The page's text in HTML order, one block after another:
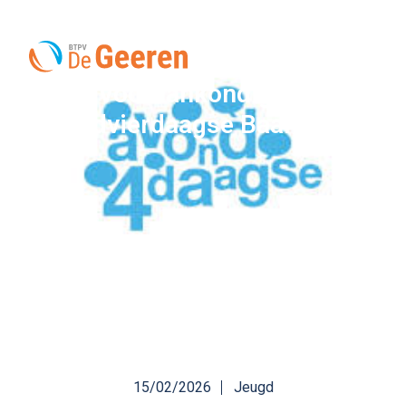
Vooraankondiging
Avondvierdaagse Baarn 2026
15/02/2026 Jeugd